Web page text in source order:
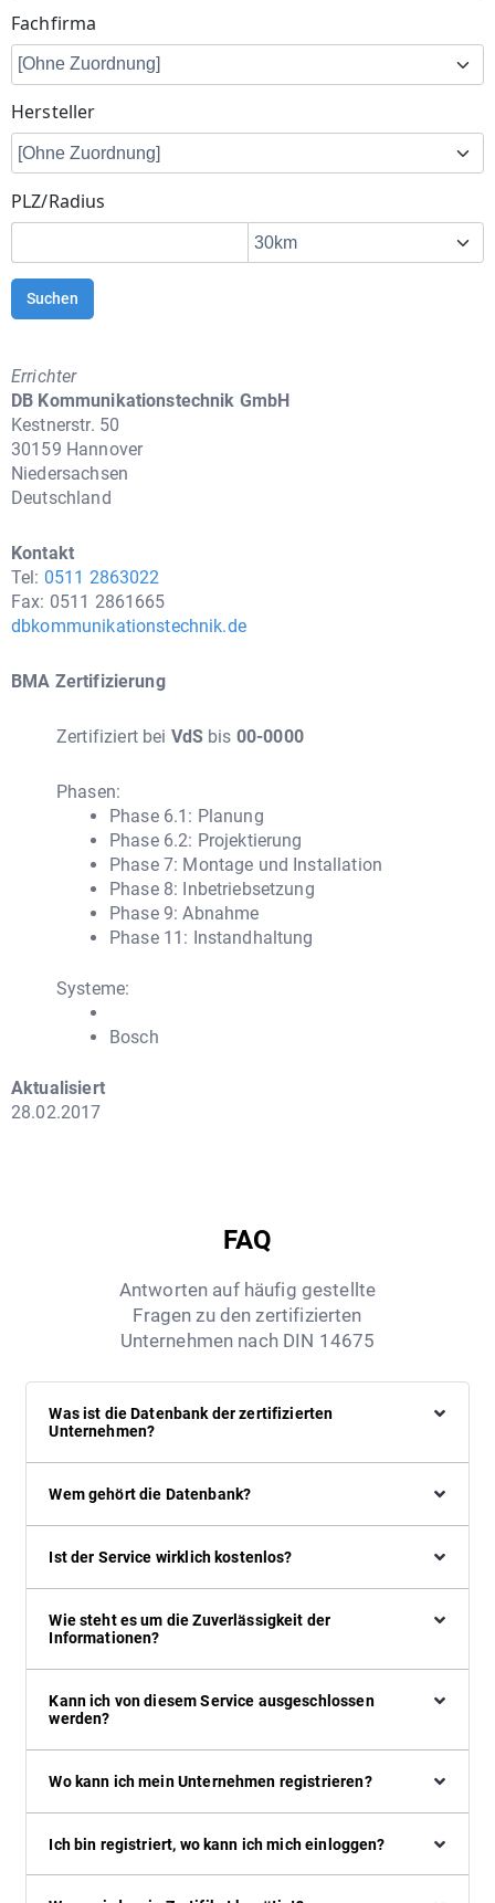
Fachfirma
Hersteller
PLZ/Radius
Suchen
Errichter
DB Kommunikationstechnik GmbH
Kestnerstr. 50
30159 Hannover
Niedersachsen
Deutschland
Kontakt
Tel: 0511 2863022
Fax: 0511 2861665
dbkommunikationstechnik.de
BMA Zertifizierung
Zertifiziert bei VdS bis 00-0000
Phasen:
Phase 6.1: Planung
Phase 6.2: Projektierung
Phase 7: Montage und Installation
Phase 8: Inbetriebsetzung
Phase 9: Abnahme
Phase 11: Instandhaltung
Systeme:
Bosch
Aktualisiert
28.02.2017
FAQ
Antworten auf häufig gestellte
Fragen zu den zertifizierten
Unternehmen nach DIN 14675
Was ist die Datenbank der zertifizierten
Unternehmen?
Wem gehört die Datenbank?
Ist der Service wirklich kostenlos?
Wie steht es um die Zuverlässigkeit der
Informationen?
Kann ich von diesem Service ausgeschlossen
werden?
Wo kann ich mein Unternehmen registrieren?
Ich bin registriert, wo kann ich mich einloggen?